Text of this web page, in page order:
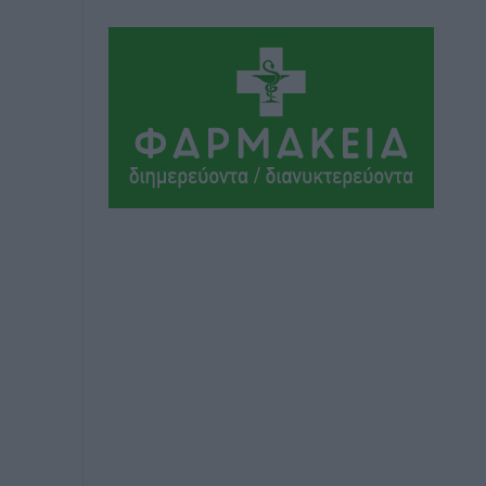
Ακαθάριστα οικόπεδα: Τι γίνεται όταν
ο ιδιοκτήτης δεν τα καθαρίσει – Πώς
κινούνται δήμοι και ΠΣ, ποιος
πληρώνει τον λογαριασμό
Τοπικές Ειδήσεις πριν 4 ώρες